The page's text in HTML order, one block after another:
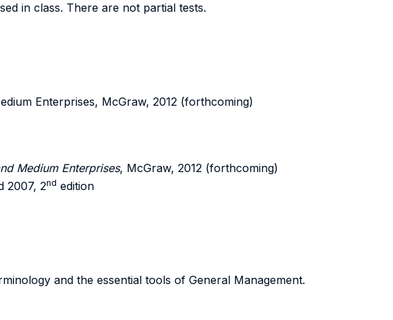
in class. There are not partial tests.
Enterprises, McGraw, 2012 (forthcoming)
Medium Enterprises, McGraw, 2012 (forthcoming)
2007, 2nd edition
and the essential tools of General Management.